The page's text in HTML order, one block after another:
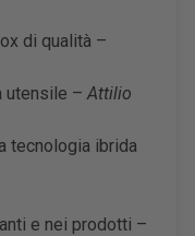
di qualità –
utensile –Attilio
tecnologia ibrida
e nei prodotti –